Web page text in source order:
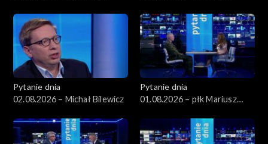
Pytanie dnia
02.08.2026 – Michał Bilewicz
Pytanie dnia
01.08.2026 – płk Mariusz